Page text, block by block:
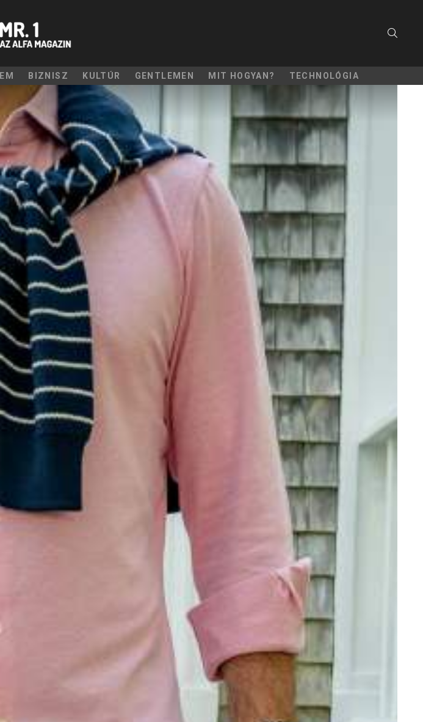
BIZNISZ KULTÚR GENTLEMEN MIT HOGYAN? TECHNOLÓGIA